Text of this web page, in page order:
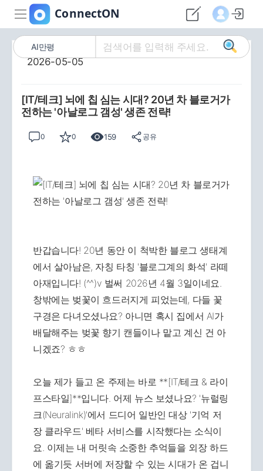
AI만평
2026-05-05
[IT/테크] 뇌에 칩 심는 시대? 20년 차 블로거가
전하는 '아날로그 갬성' 생존 전략!
0 0 159 공유
반갑습니다! 20년 동안 이 척박한 블로그 생태계
에서 살아남은, 자칭 타칭 '블로그계의 화석' 라떼
아재입니다! (^^)v 벌써 2026년 4월 3일이네요.
창밖에는 벚꽃이 흐드러지게 피었는데, 다들 꽃
구경은 다녀오셨나요? 아니면 혹시 집에서 AI가
배달해주는 벚꽃 향기 캔들이나 맡고 계신 건 아
니겠죠? ㅎㅎ
오늘 제가 들고 온 주제는 바로 **[IT/테크 & 라이
프스타일]**입니다. 어제 뉴스 보셨나요? '뉴럴링
크(Neuralink)'에서 드디어 일반인 대상 '기억 저
장 클라우드' 베타 서비스를 시작했다는 소식이
요. 이제는 내 머릿속 소중한 추억들을 외장 하드
에 옮기듯 서버에 저장할 수 있는 시대가 온 겁니